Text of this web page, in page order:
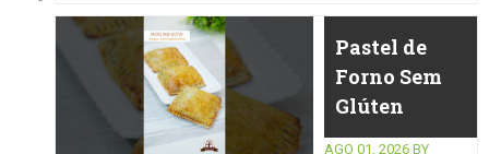
Pastel de
Forno Sem
Glúten
AGO 01, 2026 BY